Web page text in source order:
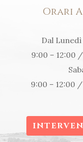
Orari
Dal
9:00 – 12:00 /
9:00 – 12:00 /